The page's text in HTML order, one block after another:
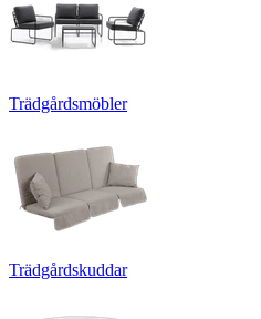
Trädgårdsmöbler
Trädgårdskuddar